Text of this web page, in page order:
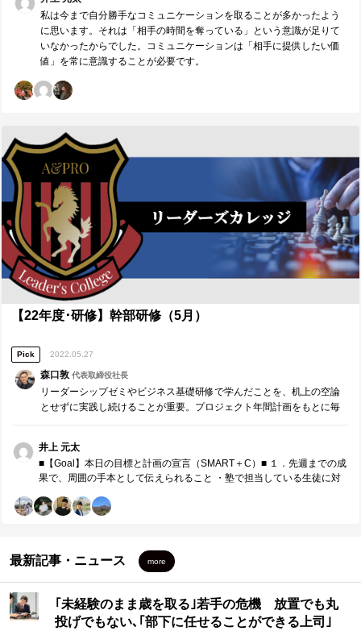
私は今まで自分勝手なコミュニケーションを取ることが多かったよう
に思います。それは「相手の時間を奪っている」という意識が足りて
いなかったからでした。コミュニケーションは「相手に提供したい価
値」を常に意識することが必要です。
【22年度･研修】幹部研修（5月）
Pick 2022.05.27
森口敦代表取締役社長
リーダーシップゼミやビジネス基礎研修で学んだことを、机上の空論
とせずに実践し続けることが重要。プロジェクト年間計画をもとに毎
井上 元太
■【Goal】本日の目標と計画の宣言（SMART＋C）■ １．先週までの成
果で、周囲の手本として伝えられること ・塾で担当している生徒に対
ができた。 （頑張れば届きそうな点数） ・エンターとの面談でコミ
ること ・チームでの活動ではリーダーがそれまでやっていた仕事を引
き継ぐ。 例えばチームchでの発信 ・セクションでのPJの中心になるよ
う周囲を巻き込む ３．本日、誰に対し、どのような価値を具体的に提
供。 ・エンカレッジでの活動においては他のセクションだからこそ、
PJ同士のシナジー ■【Measure・Analyze・NextPlan】本日の振返り■
最新記事・ニュース more
｢未経験のまま歳を取る｣若手の危機 放置でも丸
投げでもない､｢部下に任せることができる上司｣